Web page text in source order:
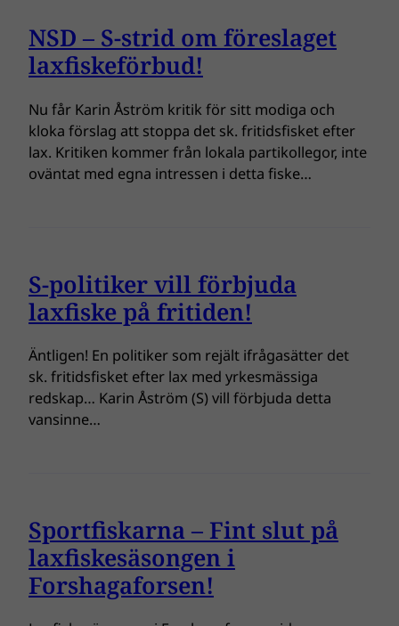
NSD – S-strid om föreslaget
laxfiskeförbud!
Nu får Karin Åström kritik för sitt modiga och
kloka förslag att stoppa det sk. fritidsfisket efter
lax. Kritiken kommer från lokala partikollegor, inte
oväntat med egna intressen i detta fiske…
S-politiker vill förbjuda
laxfiske på fritiden!
Äntligen! En politiker som rejält ifrågasätter det
sk. fritidsfisket efter lax med yrkesmässiga
redskap… Karin Åström (S) vill förbjuda detta
vansinne…
Sportfiskarna – Fint slut på
laxfiskesäsongen i
Forshagaforsen!